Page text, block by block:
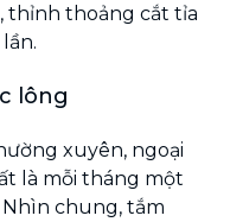
thỉnh thoảng cắt tỉa
lông
xuyên, ngoại
là mỗi tháng một
Nhìn chung, tắm